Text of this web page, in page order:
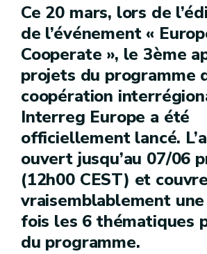
Ce 20 mars, lors de
de l’événement «
Cooperate », le 3ème
projets du programme
coopération
Interreg Europe a été
officiellement lancé.
ouvert jusqu’au 07/06
(12h00 CEST) et couvre
vraisemblablement
fois les 6 thématiques
du programme.